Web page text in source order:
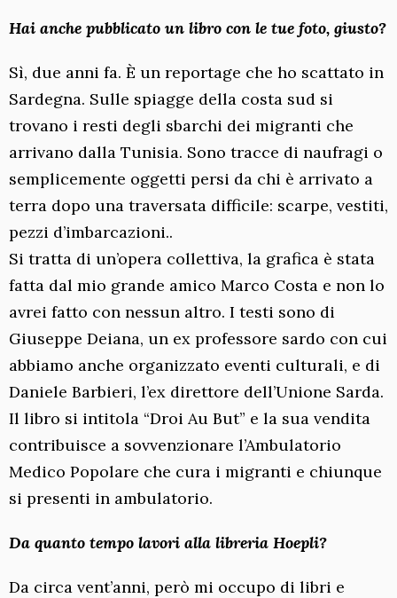
Hai anche pubblicato un libro con le tue foto, giusto?
Sì, due anni fa. È un reportage che ho scattato in
Sardegna. Sulle spiagge della costa sud si
trovano i resti degli sbarchi dei migranti che
arrivano dalla Tunisia. Sono tracce di naufragi o
semplicemente oggetti persi da chi è arrivato a
terra dopo una traversata difficile: scarpe, vestiti,
pezzi d’imbarcazioni..
Si tratta di un’opera collettiva, la grafica è stata
fatta dal mio grande amico Marco Costa e non lo
avrei fatto con nessun altro. I testi sono di
Giuseppe Deiana, un ex professore sardo con cui
abbiamo anche organizzato eventi culturali, e di
Daniele Barbieri, l’ex direttore dell’Unione Sarda.
Il libro si intitola “Droi Au But” e la sua vendita
contribuisce a sovvenzionare l’Ambulatorio
Medico Popolare che cura i migranti e chiunque
si presenti in ambulatorio.
Da quanto tempo lavori alla libreria Hoepli?
Da circa vent’anni, però mi occupo di libri e